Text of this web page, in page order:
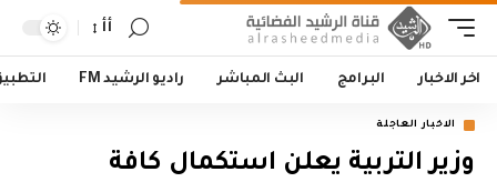
أأ
اخر الاخبار البرامج البث المباشر راديو الرشيد FM
الاخبار العاجلة
وزير التربية يعلن استكمال كافة